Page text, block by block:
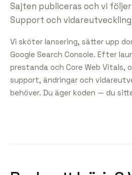
Sajten publiceras och vi
Support och vidareutveckling
Vi sköter lansering, sätter upp
Google Search Console. Efter
prestanda och Core Web Vitals,
support, ändringar och
behöver. Du äger koden — du